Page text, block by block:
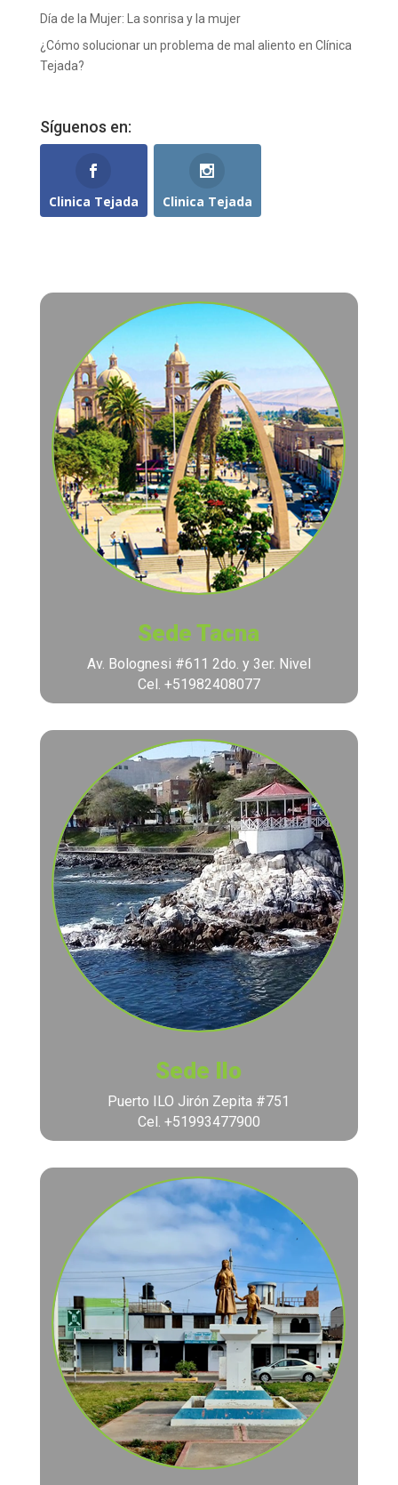
Día de la Mujer: La sonrisa y la mujer
¿Cómo solucionar un problema de mal aliento en Clínica
Tejada?
Síguenos en:
Clinica Tejada Clinica Tejada
Sede Tacna
Av. Bolognesi #611 2do. y 3er. Nivel
Cel. +51982408077
Sede Ilo
Puerto ILO Jirón Zepita #751
Cel. +51993477900